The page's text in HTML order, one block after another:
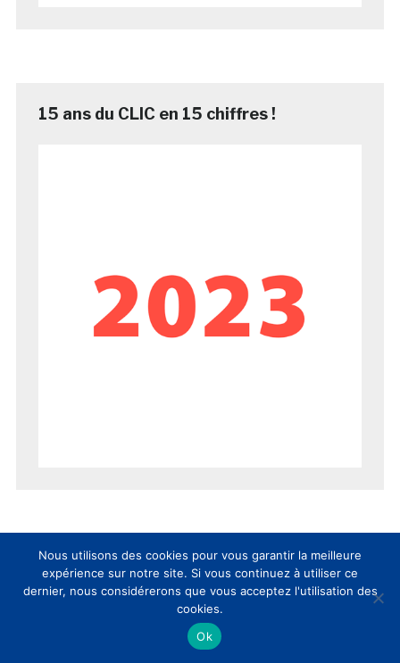
15 ans du CLIC en 15 chiffres !
SEMAINE
Nous utilisons des cookies pour vous garantir la meilleure
expérience sur notre site. Si vous continuez à utiliser ce
dernier, nous considérerons que vous acceptez l'utilisation des
cookies.
Ok